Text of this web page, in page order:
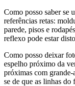
Como posso saber se
referências retas:
parede, pisos e
reflexo pode estar
Como posso deixar
espelho próximo da
próximas com
se de que as linhas do